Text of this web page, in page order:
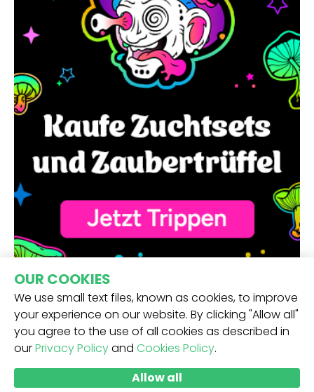
ERHALTE UNSEREN NEWSLETTER -
OUR COOKIES
We use small text files, known as cookies, to improve
your experience on our website. By clicking "Allow all"
you agree to the use of all cookies as described in
ourPrivacy Policyand Cookies Policy.
Allow all